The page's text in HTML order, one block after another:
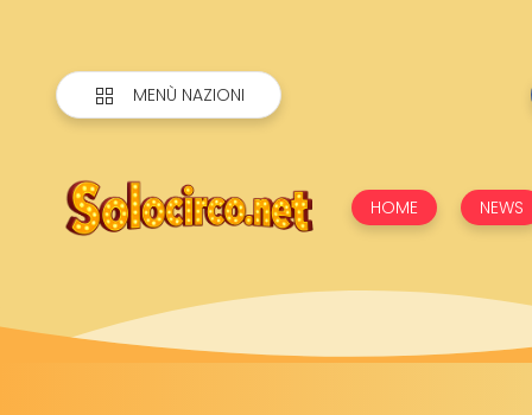
MENÙ NAZIONI
HOME NEWS